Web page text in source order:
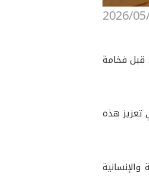
2026/
نيجيرفان بارزاني، رئيس إقليم كوردستان، قبل ظهر اليوم (الثلاثاء، 19 أيار 2026)، من قبل فخامة
تعزيز هذه